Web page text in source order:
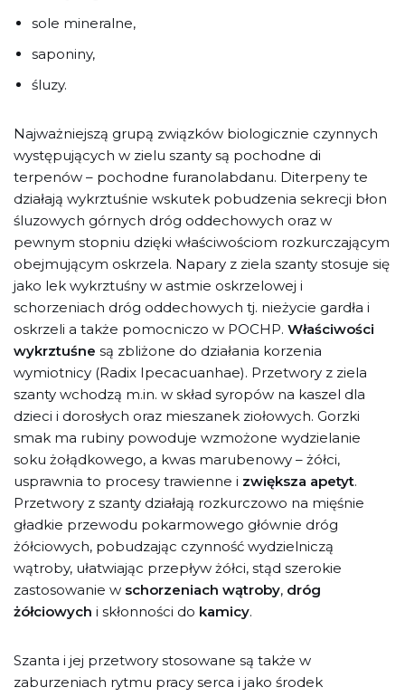
sole mineralne,
saponiny,
śluzy.
Najważniejszą grupą związków biologicznie czynnych
występujących w zielu szanty są pochodne di
terpenów – pochodne furanolabdanu. Diterpeny te
działają wykrztuśnie wskutek pobudzenia sekrecji błon
śluzowych górnych dróg oddechowych oraz w
pewnym stopniu dzięki właściwościom rozkurczającym
obejmującym oskrzela. Napary z ziela szanty stosuje się
jako lek wykrztuśny w astmie oskrzelowej i
schorzeniach dróg oddechowych tj. nieżycie gardła i
oskrzeli a także pomocniczo w POCHP. Właściwości
wykrztuśne są zbliżone do działania korzenia
wymiotnicy (Radix Ipecacuanhae). Przetwory z ziela
szanty wchodzą m.in. w skład syropów na kaszel dla
dzieci i dorosłych oraz mieszanek ziołowych. Gorzki
smak ma rubiny powoduje wzmożone wydzielanie
soku żołądkowego, a kwas marubenowy – żółci,
usprawnia to procesy trawienne i zwiększa apetyt.
Przetwory z szanty działają rozkurczowo na mięśnie
gładkie przewodu pokarmowego głównie dróg
żółciowych, pobudzając czynność wydzielniczą
wątroby, ułatwiając przepływ żółci, stąd szerokie
zastosowanie w schorzeniach wątroby, dróg
żółciowych i skłonności do kamicy.
Szanta i jej przetwory stosowane są także w
zaburzeniach rytmu pracy serca i jako środek